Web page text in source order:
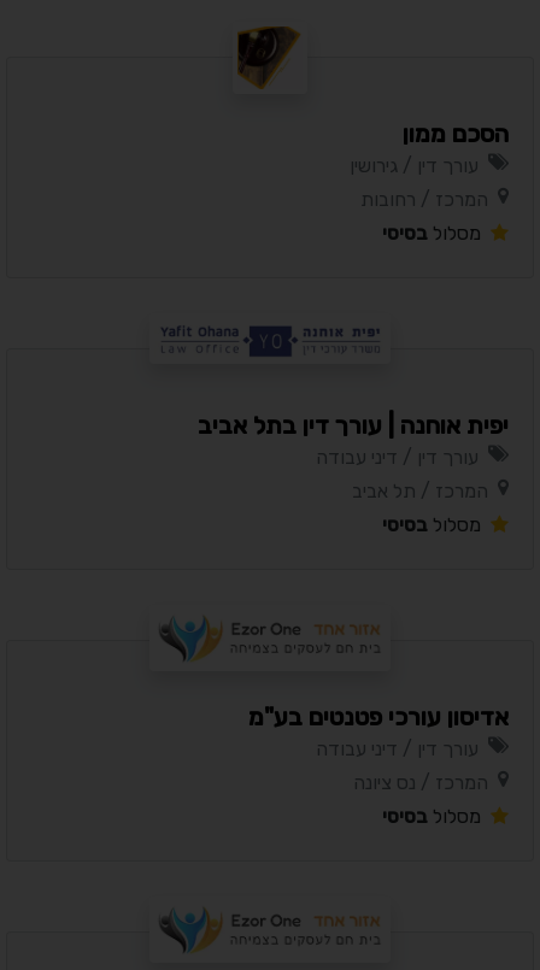
הסכם ממון
עורך דין / גירושין
המרכז / רחובות
מסלול בסיסי
יפית אוחנה | עורך דין בתל אביב
עורך דין / דיני עבודה
המרכז / תל אביב
מסלול בסיסי
אדיסון עורכי פטנטים בע"מ
עורך דין / דיני עבודה
המרכז / נס ציונה
מסלול בסיסי